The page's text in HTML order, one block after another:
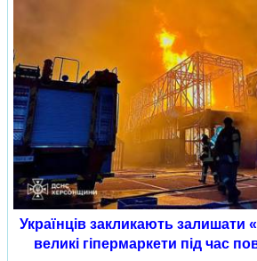
Українців закликають залишати
великі гіпермаркети під час